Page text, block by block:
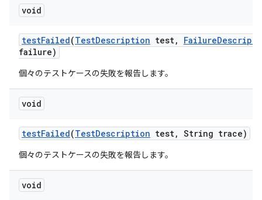
void
testFailed(TestDescription test, Failure
failure)
個々のテストケースの失敗を報告します。
void
testFailed(TestDescription test, String trace)
個々のテストケースの失敗を報告します。
void